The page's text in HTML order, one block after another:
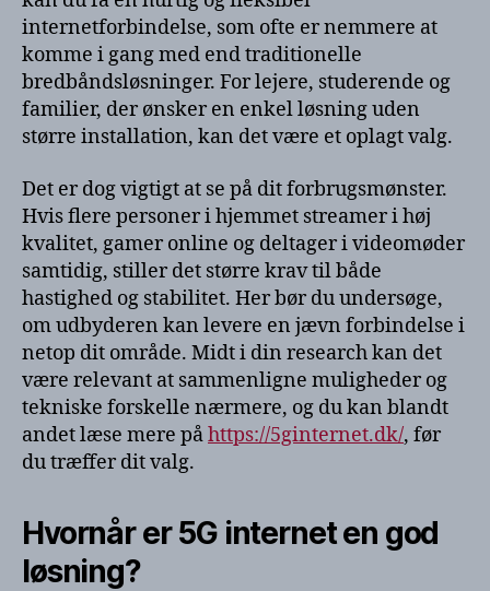
internetforbindelse, som ofte er nemmere at
komme i gang med end traditionelle
bredbåndsløsninger. For lejere, studerende og
familier, der ønsker en enkel løsning uden
større installation, kan det være et oplagt valg.
Det er dog vigtigt at se på dit forbrugsmønster.
Hvis flere personer i hjemmet streamer i høj
kvalitet, gamer online og deltager i videomøder
samtidig, stiller det større krav til både
hastighed og stabilitet. Her bør du undersøge,
om udbyderen kan levere en jævn forbindelse i
netop dit område. Midt i din research kan det
være relevant at sammenligne muligheder og
tekniske forskelle nærmere, og du kan blandt
andet læse mere påhttps://5ginternet.dk/, før
du træffer dit valg.
Hvornår er 5G internet en god
løsning?